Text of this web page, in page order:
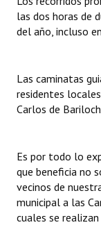
Huéspedes de
Bariloche,
REFORMA DE LA
las dos horas de
del año, incluso
Las caminatas
residentes
Carlos de
Es por todo lo
que beneficia no
vecinos de
municipal a las
cuales se